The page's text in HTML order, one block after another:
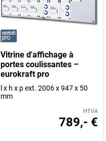
Vitrine d'affichage à
portes coulissantes –
eurokraft pro
l x h x p ext. 2006 x 947 x 50
mm
HTVA
789,- €